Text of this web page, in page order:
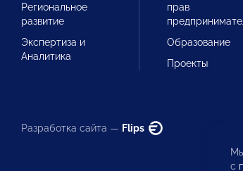
Региональное
развитие
Экспертиза и
Аналитика
прав
Образование
Проекты
Разработка сайта — Flips
с